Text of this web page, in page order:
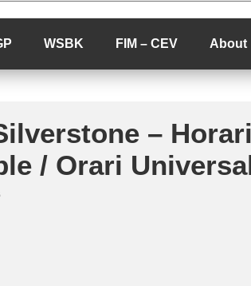
GP
WSBK FIM – CEV About
–
/ Orari